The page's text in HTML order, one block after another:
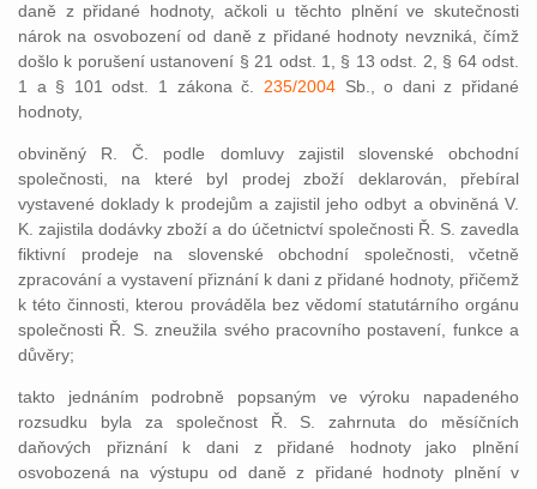
daně z přidané hodnoty, ačkoli u těchto plnění ve skutečnosti
nárok na osvobození od daně z přidané hodnoty nevzniká, čímž
došlo k porušení ustanovení § 21 odst. 1, § 13 odst. 2, § 64 odst.
1 a § 101 odst. 1 zákona č. 235/2004Sb., o dani z přidané
hodnoty,
obviněný R. Č. podle domluvy zajistil slovenské obchodní
společnosti, na které byl prodej zboží deklarován, přebíral
vystavené doklady k prodejům a zajistil jeho odbyt a obviněná V.
K. zajistila dodávky zboží a do účetnictví společnosti Ř. S. zavedla
fiktivní prodeje na slovenské obchodní společnosti, včetně
zpracování a vystavení přiznání k dani z přidané hodnoty, přičemž
k této činnosti, kterou prováděla bez vědomí statutárního orgánu
společnosti Ř. S. zneužila svého pracovního postavení, funkce a
důvěry;
takto jednáním podrobně popsaným ve výroku napadeného
rozsudku byla za společnost Ř. S. zahrnuta do měsíčních
daňových přiznání k dani z přidané hodnoty jako plnění
osvobozená na výstupu od daně z přidané hodnoty plnění v